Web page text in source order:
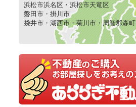
浜松市浜名区・浜松市天竜区
磐田市・掛川市
袋井市・湖西市・菊川市・周智郡森町